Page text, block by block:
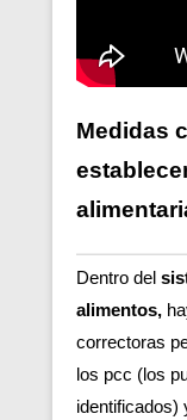
Medidas
Dentro del
alimentos,
correctoras
los pcc (los
identificados)